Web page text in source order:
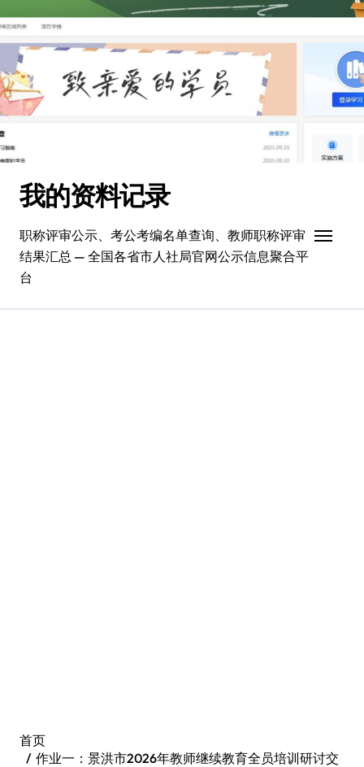
转
到
容
我的资料记录
职称评审公示、考公考编名单查询、教师职称评审
结果汇总 — 全国各省市人社局官网公示信息聚合平
台
首页
作业一：景洪市2026年教师继续教育全员培训研讨交